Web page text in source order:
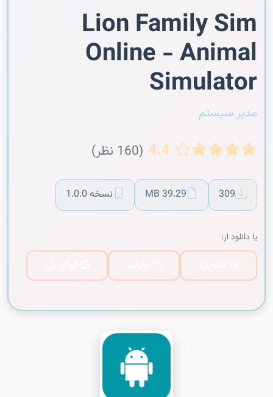
Lion Family Sim
Online - Animal
Simulator
مدیر سیستم
4.4 (160 نظر)
309
39.29 MB نسخه 1.0.0
یا دانلود از: